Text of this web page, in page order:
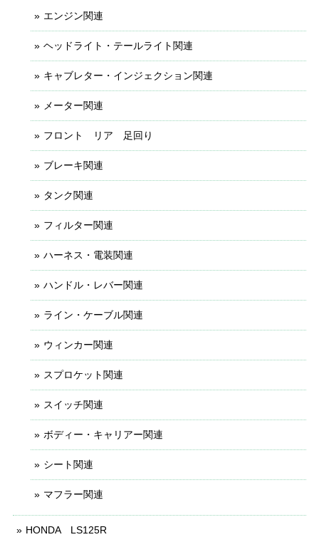
エンジン関連
ヘッドライト・テールライト関連
キャブレター・インジェクション関連
メーター関連
フロント リア 足回り
ブレーキ関連
タンク関連
フィルター関連
ハーネス・電装関連
ハンドル・レバー関連
ライン・ケーブル関連
ウィンカー関連
スプロケット関連
スイッチ関連
ボディー・キャリアー関連
シート関連
マフラー関連
HONDA LS125R